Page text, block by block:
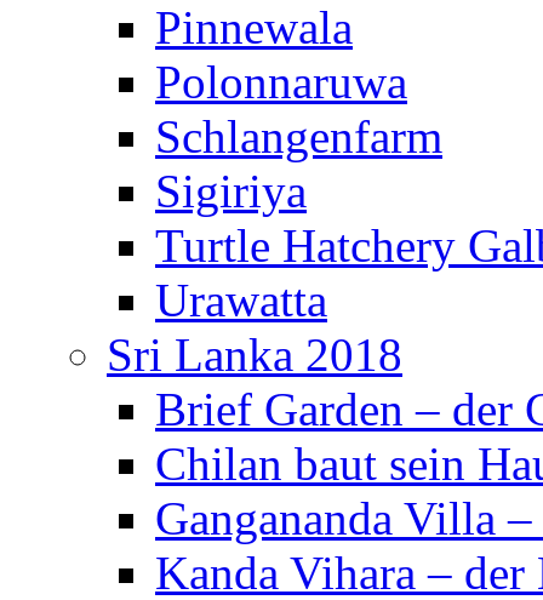
Pinnewala
Polonnaruwa
Schlangenfarm
Sigiriya
Turtle Hatchery
Urawatta
Sri Lanka 2018
Brief Garden – der
Chilan baut sein
Gangananda Villa
Kanda Vihara –